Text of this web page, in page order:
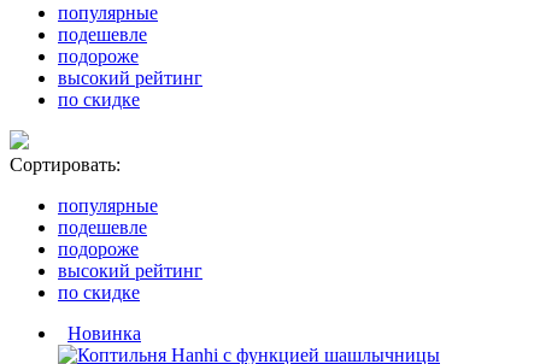
популярные
подешевле
подороже
высокий рейтинг
по скидке
Сортировать:
популярные
подешевле
подороже
высокий рейтинг
по скидке
Новинка